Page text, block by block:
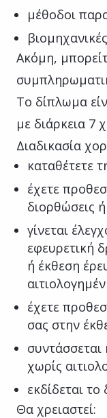
μέθοδοι
Ακόμη,
Το δίπλωμα
με διάρκεια 7
Διαδικασία
καταθέτετε
έχετε
διορθώσεις
γίνεται
εφευρετική
ή έκθεση
έχετε
σας στην
συντάσσεται
χωρίς
εκδίδεται
Θα χρειαστεί: